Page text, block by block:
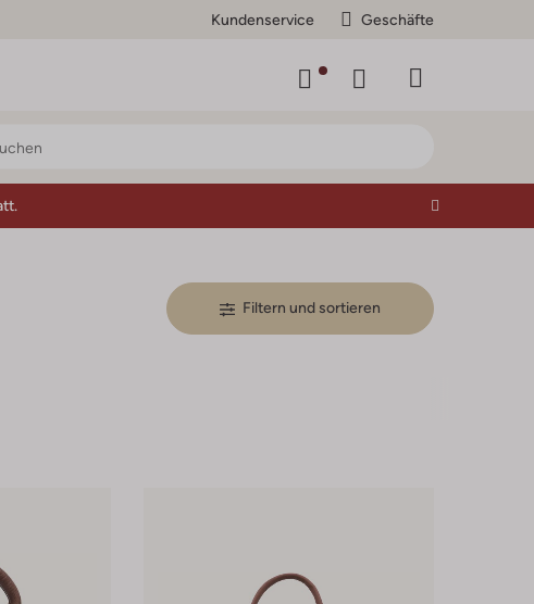
Kundenservice Geschäfte
Filtern und sortieren